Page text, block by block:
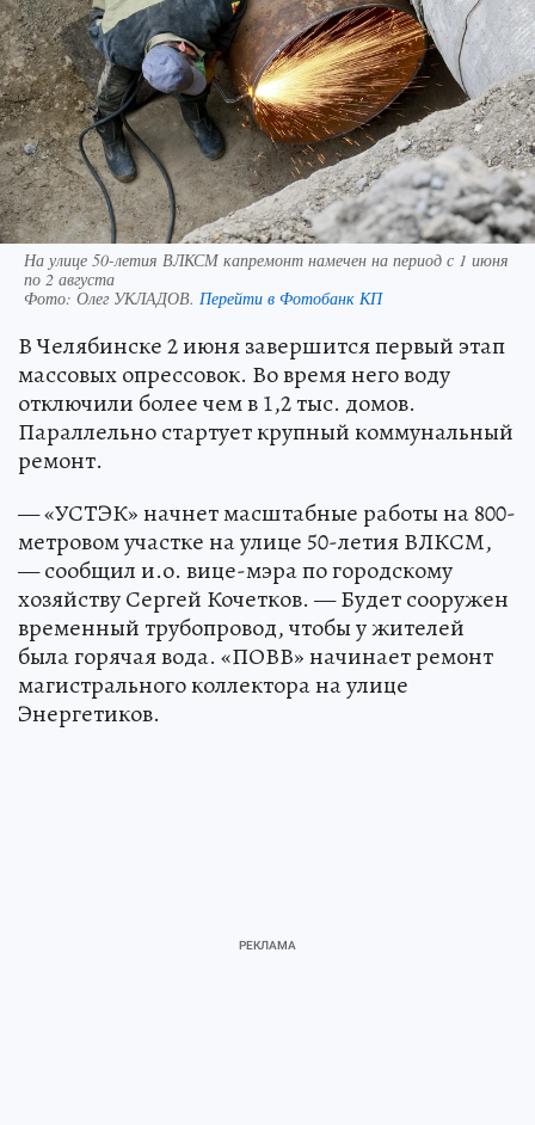
На улице 50-летия ВЛКСМ капремонт намечен на период с 1 июня
по 2 августа
Фото: Олег УКЛАДОВ. Перейти в Фотобанк КП
В Челябинске 2 июня завершится первый этап
массовых опрессовок. Во время него воду
отключили более чем в 1,2 тыс. домов.
Параллельно стартует крупный коммунальный
ремонт.
— «УСТЭК» начнет масштабные работы на 800-
метровом участке на улице 50-летия ВЛКСМ,
— сообщил и.о. вице-мэра по городскому
хозяйству Сергей Кочетков. — Будет сооружен
временный трубопровод, чтобы у жителей
была горячая вода. «ПОВВ» начинает ремонт
магистрального коллектора на улице
Энергетиков.